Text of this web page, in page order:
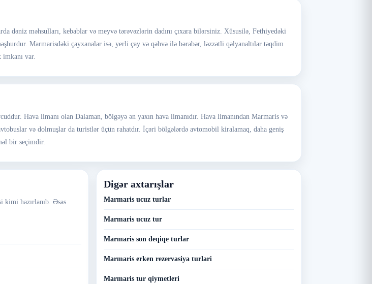
dəniz məhsulları, kebablar və meyvə tərəvəzlərin dadını çıxara bilərsiniz. Xüsusilə, Fethiyedəki
Marmarisdəki çayxanalar isə, yerli çay və qəhvə ilə bərabər, ləzzətli qəlyanaltılar təqdim
imkanı var.
Hava limanı olan Dalaman, bölgəyə ən yaxın hava limanıdır. Hava limanından Marmaris və
və dolmuşlar da turistlər üçün rahatdır. İçəri bölgələrdə avtomobil kiralamaq, daha geniş
bir seçimdir.
kimi hazırlanıb. Əsas
Digər axtarışlar
Marmaris ucuz turlar
Marmaris ucuz tur
Marmaris son deqiqe turlar
Marmaris erken rezervasiya turlari
Marmaris tur qiymetleri